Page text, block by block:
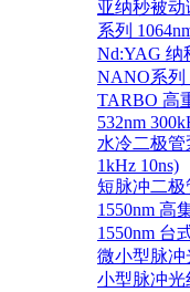
亚纳秒被
系列
Nd:YAG 纳
NANO系列
TARBO 高
532nm
水冷二极管
1kHz 10ns)
短脉冲二极
1550nm 高
1550nm 台
微小型脉冲
小型脉冲光